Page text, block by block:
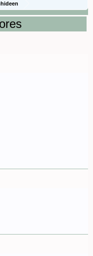
und Naturhybriden)